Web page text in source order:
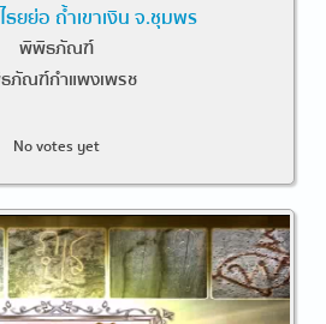
ยย่อ ถ้ำเขาเงิน จ.ชุมพร
พิพิธภัณฑ์
ภัณฑ์กำแพงเพรช
No votes yet